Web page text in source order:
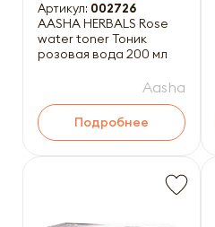
Артикул: 002726
AASHA HERBALS Rose
water toner Тоник
розовая вода 200 мл
Aasha
Подробнее